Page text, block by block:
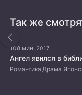
Так же
108 мин, 2017
Ангел явился в